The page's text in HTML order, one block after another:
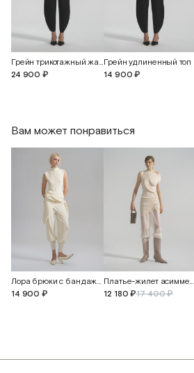
Грейн трикотажный жакет-кардиган
24 900 ₽
Грейн удлиненный топ
14 900 ₽
Вам может понравиться
Лора брюки с бандажным поясом и манжетами
14 900 ₽
Платье-жилет асимметричное
12 180 ₽17 400 ₽